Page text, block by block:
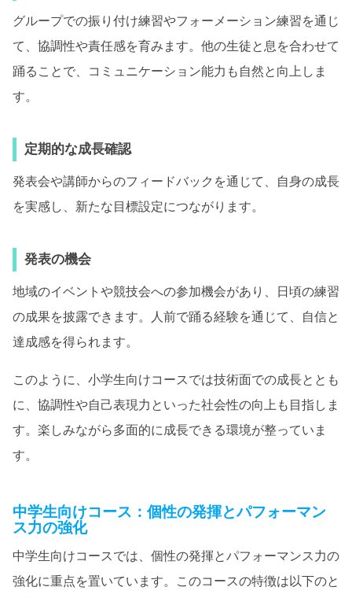
グループでの振り付け練習やフォーメーション練習を通じ
て、協調性や責任感を育みます。他の生徒と息を合わせて
踊ることで、コミュニケーション能力も自然と向上しま
す。
定期的な成長確認
発表会や講師からのフィードバックを通じて、自身の成長
を実感し、新たな目標設定につながります。
発表の機会
地域のイベントや競技会への参加機会があり、日頃の練習
の成果を披露できます。人前で踊る経験を通じて、自信と
達成感を得られます。
このように、小学生向けコースでは技術面での成長ととも
に、協調性や自己表現力といった社会性の向上も目指しま
す。楽しみながら多面的に成長できる環境が整っていま
す。
中学生向けコース：個性の発揮とパフォーマン
ス力の強化
中学生向けコースでは、個性の発揮とパフォーマンス力の
強化に重点を置いています。このコースの特徴は以下のと